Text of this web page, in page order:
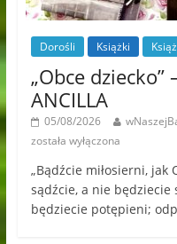
Dorośli Książki
„Obce
ANCILLA
05/08/2026
została wyłączona
„Bądźcie miłosierni, jak
sądźcie, a nie
będziecie potępieni;